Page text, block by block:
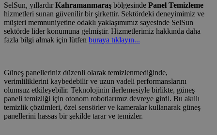
SelSun, yıllardırKahramanmaraş bölgesinde Panel Temizleme
hizmetleri sunan güvenilir bir şirkettir. Sektördeki deneyimimiz ve
müşteri memnuniyetine odaklı yaklaşımımız sayesinde SelSun
sektörde lider konumuna gelmiştir. Hizmetlerimiz hakkında daha
fazla bilgi almak için lütfen buraya tıklayın...
Güneş panelleriniz düzenli olarak temizlenmediğinde,
verimliliklerini kaybedebilir ve uzun vadeli performanslarını
olumsuz etkileyebilir. Teknolojinin ilerlemesiyle birlikte, güneş
paneli temizliği için otonom robotlarımız devreye girdi. Bu akıllı
temizlik çözümleri, özel sensörler ve kameralar kullanarak güneş
panellerini hassas bir şekilde tarar ve temizler.